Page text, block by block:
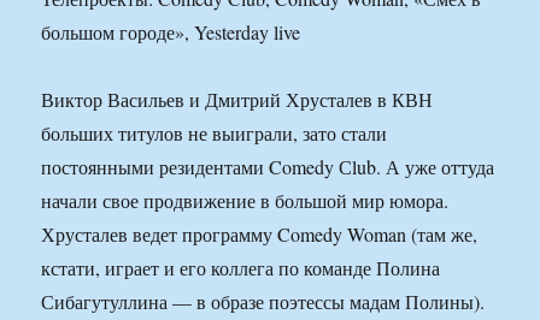
большом городе», Yesterday live
Виктор Васильев и Дмитрий Хрусталев в КВН
больших титулов не выиграли, зато стали
постоянными резидентами Comedy Сlub. А уже оттуда
начали свое продвижение в большой мир юмора.
Хрусталев ведет программу Comedy Woman (там же,
кстати, играет и его коллега по команде Полина
Сибагутуллина — в образе поэтессы мадам Полины).